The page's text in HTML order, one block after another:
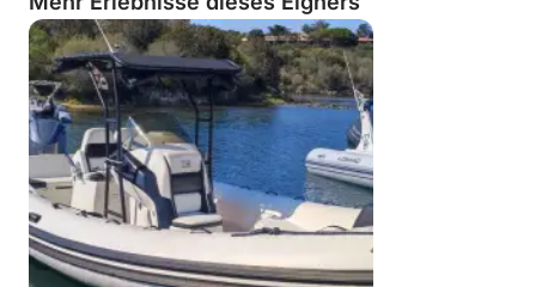
Jetzt heißt es nur noch: Kommen Sie an Bord und
genießen Sie einen unvergesslichen Tag!